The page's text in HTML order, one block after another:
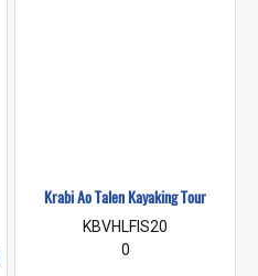
Krabi Ao Talen Kayaking Tour
KBVHLFIS20
0